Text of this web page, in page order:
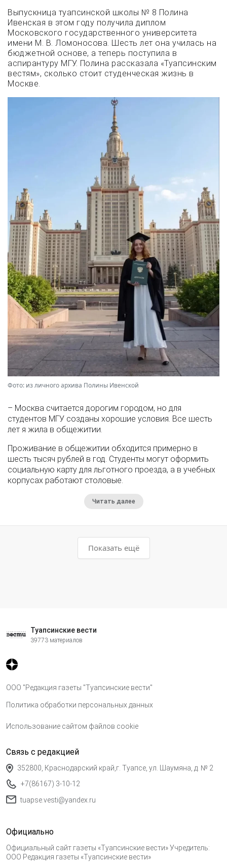
Выпускница туапсинской школы № 8 Полина
Ивенская в этом году получила диплом
Московского государственного университета
имени М. В. Ломоносова. Шесть лет она училась на
бюджетной основе, а теперь поступила в
аспирантуру МГУ. Полина рассказала «Туапсинским
вестям», сколько стоит студенческая жизнь в
Москве.
Фото: из личного архива Полины Ивенской
– Москва считается дорогим городом, но для
студентов МГУ созданы хорошие условия. Все шесть
лет я жила в общежитии.
Проживание в общежитии обходится примерно в
шесть тысяч рублей в год. Студенты могут оформить
социальную карту для льготного проезда, а в учебных
корпусах работают столовые.
Читать далее
Показать ещё
Туапсинские вести
39773 материалов
ООО "Редакция газеты "Туапсинские вести"
Политика обработки персональных данных
Использование сайтом файлов cookie
Связь с редакцией
352800, Краснодарский край,г. Туапсе, ул. Шаумяна, д. № 2
+7(86167) 3-10-12
tuapse.vesti@yandex.ru
Официально
Официальный сайт газеты «Туапсинские вести» Учредитель:
ООО Редакция газеты «Туапсинские вести»